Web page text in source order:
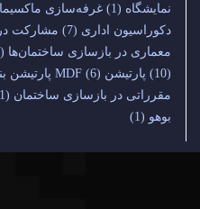
نمایشگاه (1) غرفه‌سازی ماکسیما
دکوراسیون اداری (7) مشارکت
معماری در بازسازی ساختمان‌ها (1)
(10)
پارتیشن MDF (6) پارتیشن
مقرراتی در بازسازی ساختمان (1)
بوهو (1)